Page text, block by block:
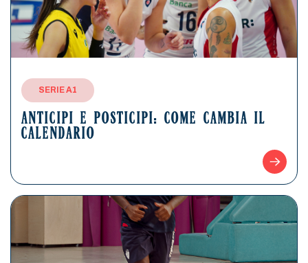
SERIE A1
ANTICIPI E POSTICIPI: COME CAMBIA IL
CALENDARIO